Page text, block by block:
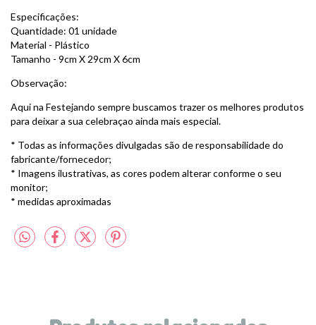
Especificações:
Quantidade: 01 unidade
Material - Plástico
Tamanho - 9cm X 29cm X 6cm
Observação:
Aqui na Festejando sempre buscamos trazer os melhores produtos
para deixar a sua celebraçao ainda mais especial.
* Todas as informações divulgadas são de responsabilidade do
fabricante/fornecedor;
* Imagens ilustrativas, as cores podem alterar conforme o seu
monitor;
* medidas aproximadas